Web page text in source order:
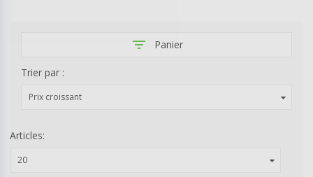
filter_list Panier
Trier par :
Prix croissant
Articles:
20